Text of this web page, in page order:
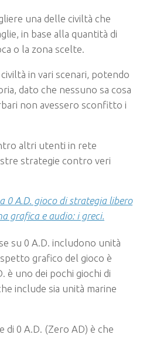
una delle civiltà che
in base alla quantità di
o la zona scelte.
in vari scenari, potendo
dato che nessuno sa cosa
non avessero sconfitto i
altri utenti in rete
strategie contro veri
0 A.D. gioco di strategia libero
grafica e audio: i greci.
su 0 A.D. includono unità
grafico del gioco è
è uno dei pochi giochi di
include sia unità marine
di 0 A.D. (Zero AD) è che